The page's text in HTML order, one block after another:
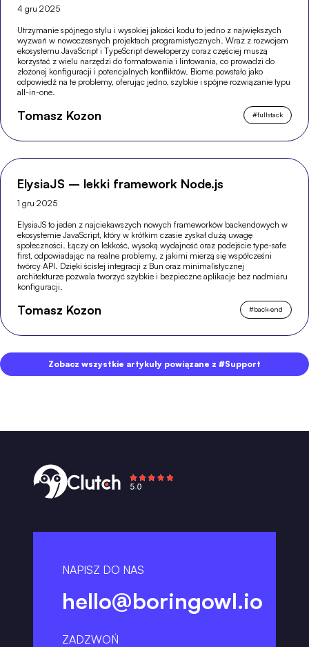
4 gru 2025
Utrzymanie spójnego stylu i wysokiej jakości kodu to jedno z największych
wyzwań w nowoczesnych projektach programistycznych. Wraz z rozwojem
ekosystemu JavaScript i TypeScript deweloperzy coraz częściej muszą
korzystać z wielu narzędzi do formatowania i lintowania, co prowadzi do
złożonej konfiguracji i potencjalnych konfliktów. Biome powstało jako
odpowiedź na te problemy, oferując jedno, szybkie i spójne rozwiązanie typu
all-in-one.
Tomasz Kozon #fullstack
ElysiaJS – lekki framework Node.js
1 gru 2025
ElysiaJS to jeden z najciekawszych nowych frameworków backendowych w
ekosystemie JavaScript, który w krótkim czasie zyskał dużą uwagę
społeczności. Łączy on lekkość, wysoką wydajność oraz podejście type-safe
first, odpowiadając na realne problemy, z jakimi mierzą się współcześni
twórcy API. Dzięki ścisłej integracji z Bun oraz minimalistycznej
architekturze pozwala tworzyć szybkie i bezpieczne aplikacje bez nadmiaru
konfiguracji.
Tomasz Kozon #back-end
Zobacz wszystkie artykuły powiązane z #Support
NAPISZ DO NAS
hello@boringowl.io
ZADZWOŃ